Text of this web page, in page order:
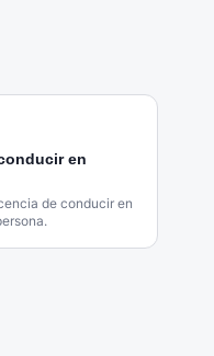
en
de conducir en